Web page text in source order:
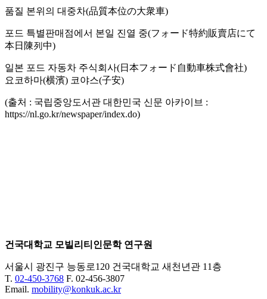
품질 본위의 대중차(品質本位の大衆車)
포드 특별판매점에서 본일 진열 중(フォード特約販賣店にて
本日陳列中)
일본 포드 자동차 주식회사(日本フォード自動車株式會社)
요코하마(横濱) 코야스(子安)
(출처 : 국립중앙도서관 대한민국 신문 아카이브 :
https://nl.go.kr/newspaper/index.do)
건국대학교 모빌리티인문학 연구원
서울시 광진구 능동로120 건국대학교 새천년관 11층
T. 02-450-3768 F. 02-456-3807
Email. mobility@konkuk.ac.kr